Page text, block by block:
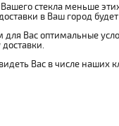
стекла меньше
в Ваш город
Вас оптимальные
Вас в числе наших